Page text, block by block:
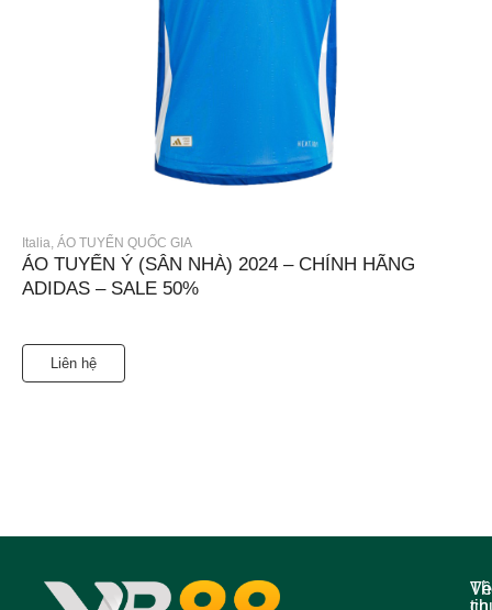
Italia ÁO TUYỂN QUỐC GIA
ÁO TUYỂN Ý (SÂN NHÀ) 2024 – CHÍNH HÃNG
ADIDAS – SALE 50%
Liên hệ
Về
tin